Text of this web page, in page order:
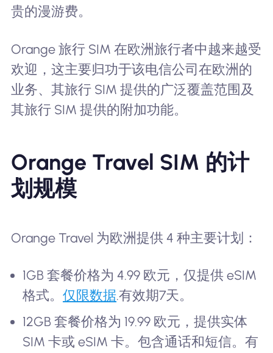
贵的漫游费。
Orange 旅行 SIM 在欧洲旅行者中越来越受
欢迎，这主要归功于该电信公司在欧洲的
业务、其旅行 SIM 提供的广泛覆盖范围及
其旅行 SIM 提供的附加功能。
Orange Travel SIM 的计
划规模
Orange Travel 为欧洲提供 4 种主要计划：
1GB 套餐价格为 4.99 欧元，仅提供 eSIM
格式。仅限数据.有效期7天。
12GB 套餐价格为 19.99 欧元，提供实体
SIM 卡或 eSIM 卡。包含通话和短信。有